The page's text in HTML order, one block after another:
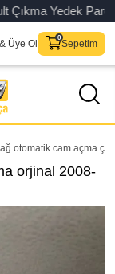
Çıkma Yedek
Üye Ol Sepetim
otomatik cam açma
orjinal 2008-